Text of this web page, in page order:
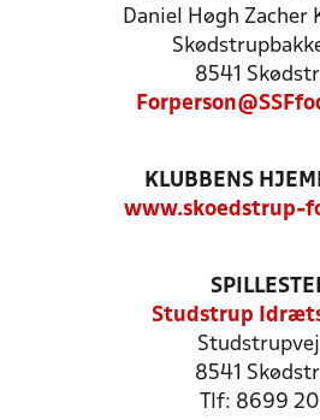
Daniel Høgh Zacher
8541
KLUBBENS
www.skoedstrup-
Studstrup
Studstrupvej
8541
Tlf: 8699